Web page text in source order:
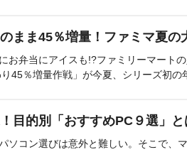
まま45％増量！ファミマ夏の
お弁当にアイスも!?ファミリーマート
45％増量作戦」が今夏、シリーズ初の
目的別「おすすめPC９選」と
ソコン選びは意外と難しい。そこで、